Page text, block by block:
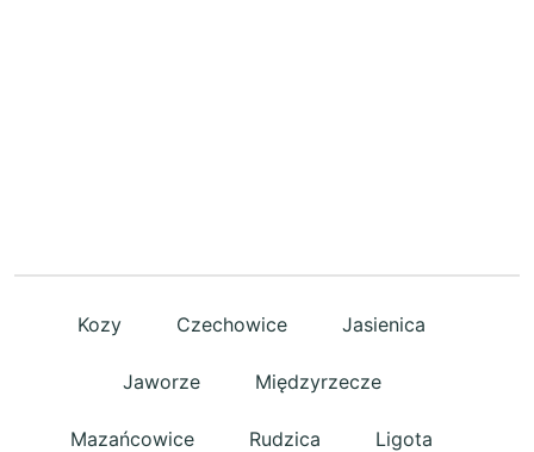
Kozy Czechowice Jasienica
Jaworze Międzyrzecze
Mazańcowice Rudzica Ligota